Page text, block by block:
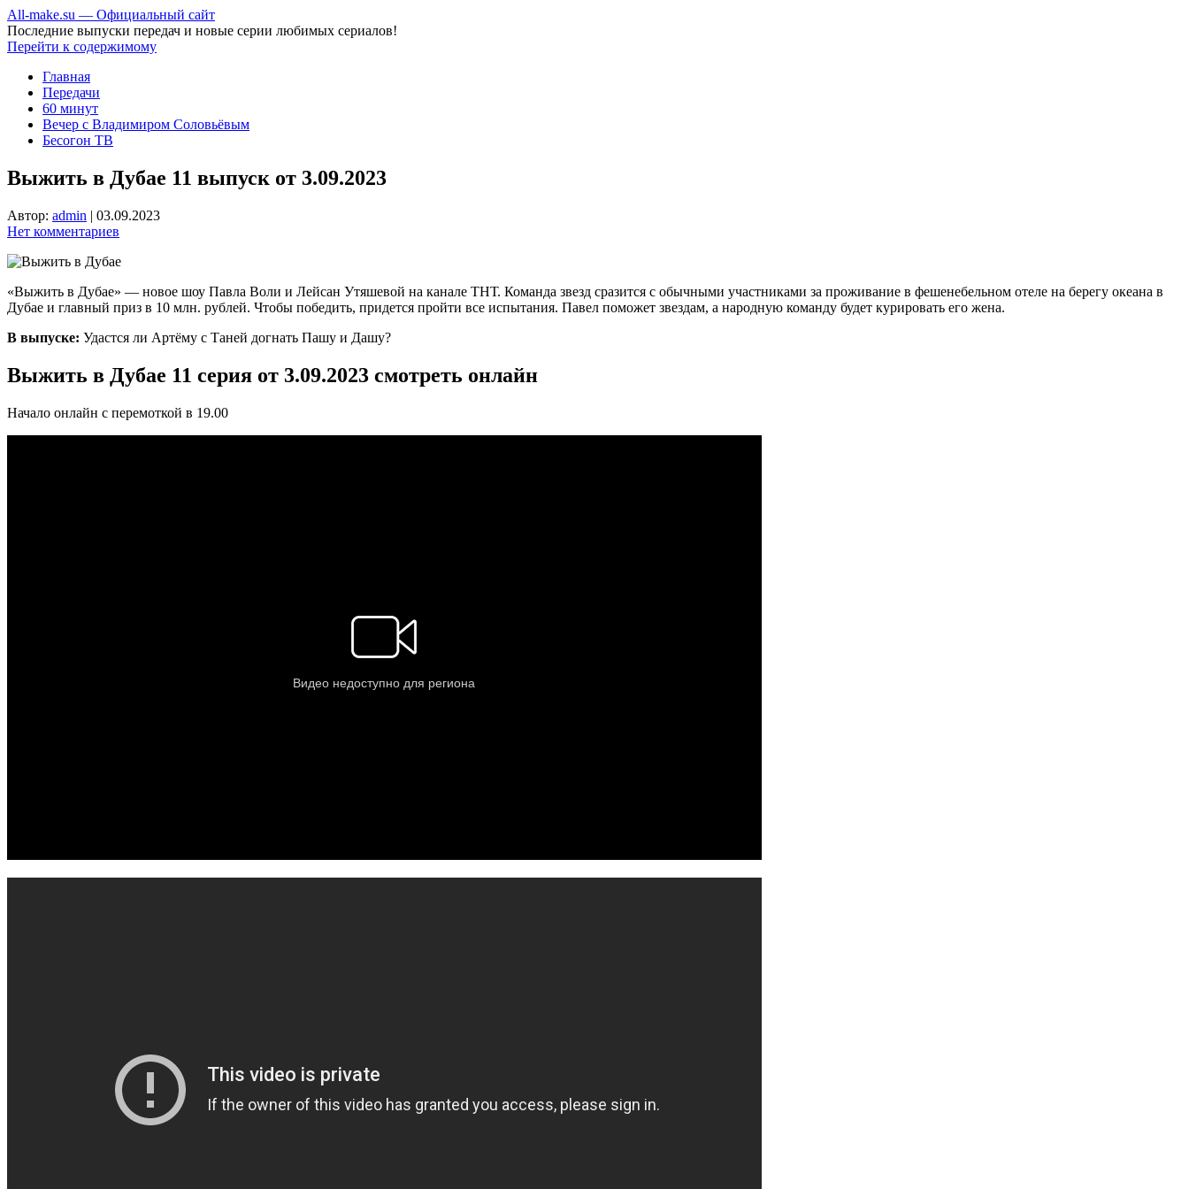
All-make.su — Официальный сайт
Последние выпуски передач и новые серии любимых сериалов!
Перейти к содержимому
Главная
Передачи
60 минут
Вечер с Владимиром Соловьёвым
Бесогон ТВ
Выжить в Дубае 11 выпуск от 3.09.2023
Автор: admin | 03.09.2023
Нет комментариев
«Выжить в Дубае» — новое шоу Павла Воли и Лейсан Утяшевой на канале ТНТ. Команда звезд сразится с обычными участниками за проживание в фешенебельном отеле на берегу океана в
Дубае и главный приз в 10 млн. рублей. Чтобы победить, придется пройти все испытания. Павел поможет звездам, а народную команду будет курировать его жена.
В выпуске: Удастся ли Артёму с Таней догнать Пашу и Дашу?
Выжить в Дубае 11 серия от 3.09.2023 смотреть онлайн
Начало онлайн с перемоткой в 19.00